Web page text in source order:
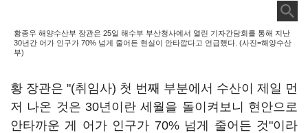
황종우 해양수산부 장관은 25일 해수부 부산청사에서 열린 기자간담회를 통해 지난
30년간 어가 인구가 70% 넘게 줄어든 현실이 안타깝다고 언급했다. (사진=해양수산
부)
황 장관은 "(취임사) 첫 번째 부분에서 수산이 제일 먼
저 나온 것은 30년이란 세월을 돌이켜보니 현안으로
안타까운 게 어가 인구가 70% 넘게 줄어든 것"이라